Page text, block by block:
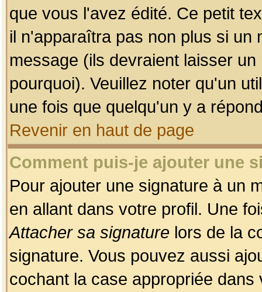
que vous l'avez édité. Ce petit
il n'apparaîtra pas non plus si un
message (ils devraient laisser
pourquoi). Veuillez noter qu'un
une fois que quelqu'un y a
Revenir en haut de page
Comment puis-je ajouter une
Pour ajouter une signature à un
en allant dans votre profil. Une
Attacher sa signature lors de la
signature. Vous pouvez aussi
cochant la case appropriée